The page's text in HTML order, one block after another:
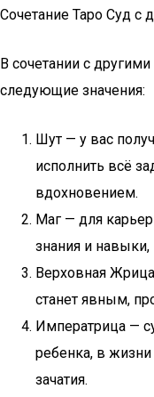
Сочетание Таро Суд с
В сочетании с
следующие значения:
Шут — у вас
исполнить всё
вдохновением.
Маг — для
знания и
Верховная
станет явным,
Императрица —
ребенка, в жизни
зачатия.